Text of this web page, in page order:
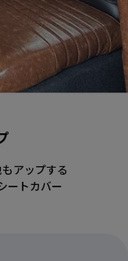
アップする
ートカバー